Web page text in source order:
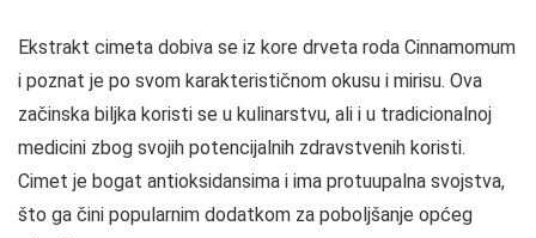
Ekstrakt cimeta dobiva se iz kore drveta roda Cinnamomum
i poznat je po svom karakterističnom okusu i mirisu. Ova
začinska biljka koristi se u kulinarstvu, ali i u tradicionalnoj
medicini zbog svojih potencijalnih zdravstvenih koristi.
Cimet je bogat antioksidansima i ima protuupalna svojstva,
što ga čini popularnim dodatkom za poboljšanje općeg